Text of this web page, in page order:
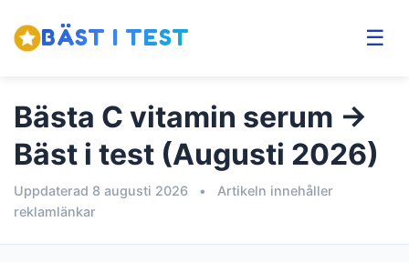
BÄST I TEST ☰
Bästa C vitamin serum →
Bäst i test (Augusti 2026)
Uppdaterad 8 augusti 2026 •
Artikeln innehåller
reklamlänkar